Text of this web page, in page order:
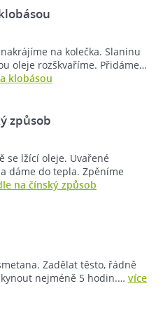
na kolečka. Slaninu
oleje rozškvaříme. Přidáme…
klobásou
způsob
se lžící oleje. Uvařené
dáme do tepla. Zpěníme
na čínský způsob
Zadělat těsto, řádně
nejméně 5 hodin.… více